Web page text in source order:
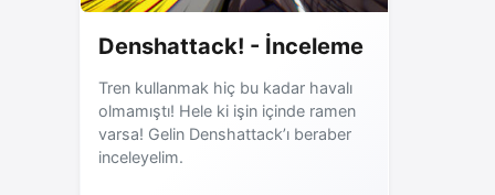
Denshattack! - İnceleme
Tren kullanmak hiç bu kadar havalı
olmamıştı! Hele ki işin içinde ramen
varsa! Gelin Denshattack’ı beraber
inceleyelim.